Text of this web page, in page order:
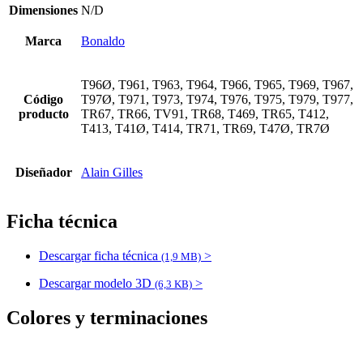
Dimensiones N/D
Marca Bonaldo
Código
producto
T96Ø, T961, T963, T964, T966, T965, T969, T967,
T97Ø, T971, T973, T974, T976, T975, T979, T977,
TR67, TR66, TV91, TR68, T469, TR65, T412,
T413, T41Ø, T414, TR71, TR69, T47Ø, TR7Ø
Diseñador Alain Gilles
Ficha técnica
Descargar ficha técnica (1,9 MB) >
Descargar modelo 3D (6,3 KB) >
Colores y terminaciones